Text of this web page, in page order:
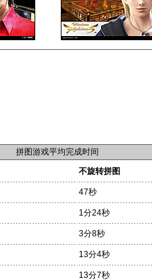
拼图游戏平均完成时间
不旋转拼图
47秒
1分24秒
3分8秒
13分4秒
13分7秒